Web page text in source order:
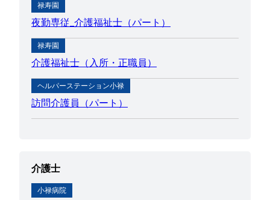
禄寿園
夜勤専従_介護福祉士（パート）
禄寿園
介護福祉士（入所・正職員）
ヘルパーステーション小禄
訪問介護員（パート）
介護士
小禄病院